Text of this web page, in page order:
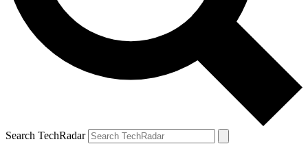
Search TechRadar